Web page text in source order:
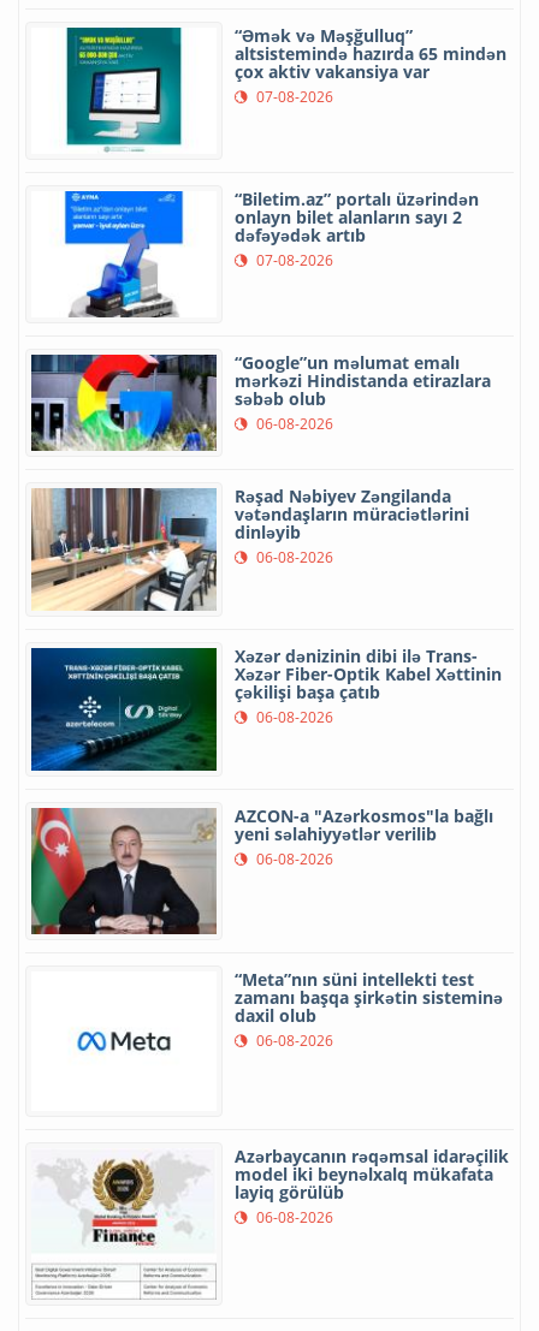
“Əmək və Məşğulluq”
altsistemində hazırda 65 mindən
çox aktiv vakansiya var
07-08-2026
“Biletim.az” portalı üzərindən
onlayn bilet alanların sayı 2
dəfəyədək artıb
07-08-2026
“Google”un məlumat emalı
mərkəzi Hindistanda etirazlara
səbəb olub
06-08-2026
Rəşad Nəbiyev Zəngilanda
vətəndaşların müraciətlərini
dinləyib
06-08-2026
Xəzər dənizinin dibi ilə Trans-
Xəzər Fiber-Optik Kabel Xəttinin
çəkilişi başa çatıb
06-08-2026
AZCON-a "Azərkosmos"la bağlı
yeni səlahiyyətlər verilib
06-08-2026
“Meta”nın süni intellekti test
zamanı başqa şirkətin sisteminə
daxil olub
06-08-2026
Azərbaycanın rəqəmsal idarəçilik
model iki beynəlxalq mükafata
layiq görülüb
06-08-2026